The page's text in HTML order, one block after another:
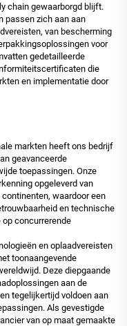
chain gewaarborgd blijft.
passen zich aan aan
van bescherming
voor
gedetailleerde
die
en implementatie door
markten heeft ons bedrijf
geavanceerde
toepassingen. Onze
opgeleverd van
waardoor een
en technische
concurrerende
en oplaadvereisten
toonaangevende
Deze diepgaande
aan de
tegelijkertijd voldoen aan
Als gevestigde
van op maat gemaakte